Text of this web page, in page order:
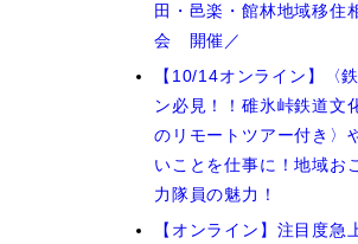
田・邑楽・館林地域移住
会 開催／
【10/14オンライン】〈
ン必見！！碓氷峠鉄道文
のリモートツアー付き〉
いことを仕事に！地域お
力隊員の魅力！
【オンライン】注目度急